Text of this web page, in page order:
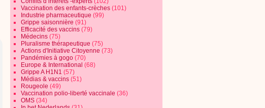
Vaccination des enfants-crèches (101)
Industrie pharmaceutique (99)
Grippe saisonnière (91)
Efficacité des vaccins (79)
Médecins (75)
Pluralisme thérapeutique (75)
Actions d'Initiative Citoyenne (73)
Pandémies à gogo (70)
Europe & International (68)
Grippe A H1N1 (57)
Médias & vaccins (51)
Rougeole (49)
Vaccination polio-liberté vaccinale (36)
OMS (34)